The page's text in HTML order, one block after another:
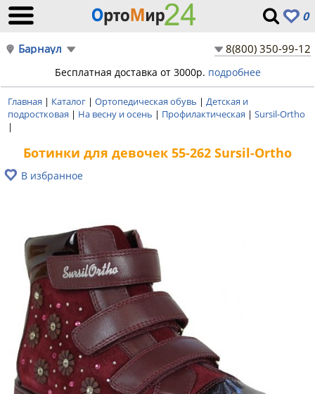
0
Барнаул 8(800) 350-99-12
Бесплатная доставка от 3000р. подробнее
Главная | Каталог | Ортопедическая обувь | Детская и
подростковая | На весну и осень | Профилактическая | Sursil-Ortho
|
Ботинки для девочек 55-262 Sursil-Ortho
В избранное